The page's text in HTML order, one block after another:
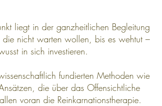
liegt in der ganzheitlichen Begleitung
nicht warten wollen, bis es wehtut –
in sich investieren.
fundierten Methoden wie
die über das Offensichtliche
voran die Reinkarnationstherapie.